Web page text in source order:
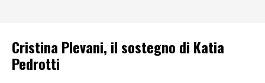
Cristina Plevani, il sostegno di Katia
Pedrotti